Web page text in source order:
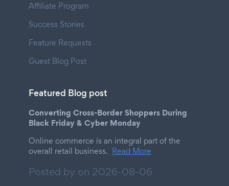
Affiliate Program
Success Stories
Feature Requests
Guest Blog Post
Featured Blog post
Converting Cross-Border Shoppers During
Black Friday & Cyber Monday
Online commerce is an integral part of the
overall retail business. Read More
Posted by on 2026-08-06